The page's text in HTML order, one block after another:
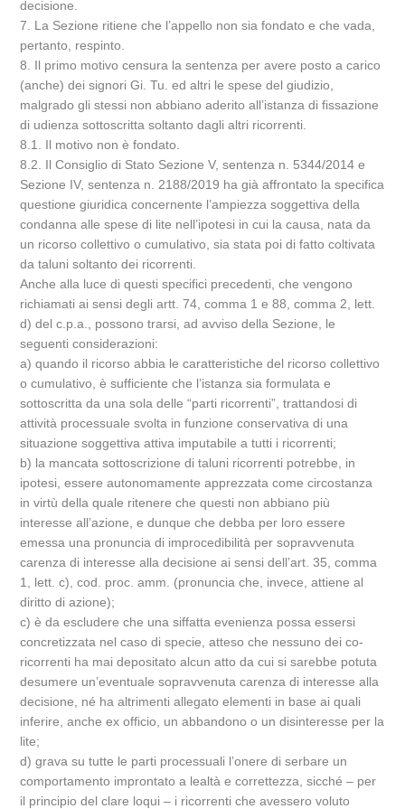
decisione.
7. La Sezione ritiene che l’appello non sia fondato e che vada,
pertanto, respinto.
8. Il primo motivo censura la sentenza per avere posto a carico
(anche) dei signori Gi. Tu. ed altri le spese del giudizio,
malgrado gli stessi non abbiano aderito all’istanza di fissazione
di udienza sottoscritta soltanto dagli altri ricorrenti.
8.1. Il motivo non è fondato.
8.2. Il Consiglio di Stato Sezione V, sentenza n. 5344/2014 e
Sezione IV, sentenza n. 2188/2019 ha già affrontato la specifica
questione giuridica concernente l’ampiezza soggettiva della
condanna alle spese di lite nell’ipotesi in cui la causa, nata da
un ricorso collettivo o cumulativo, sia stata poi di fatto coltivata
da taluni soltanto dei ricorrenti.
Anche alla luce di questi specifici precedenti, che vengono
richiamati ai sensi degli artt. 74, comma 1 e 88, comma 2, lett.
d) del c.p.a., possono trarsi, ad avviso della Sezione, le
seguenti considerazioni:
a) quando il ricorso abbia le caratteristiche del ricorso collettivo
o cumulativo, è sufficiente che l’istanza sia formulata e
sottoscritta da una sola delle “parti ricorrenti”, trattandosi di
attività processuale svolta in funzione conservativa di una
situazione soggettiva attiva imputabile a tutti i ricorrenti;
b) la mancata sottoscrizione di taluni ricorrenti potrebbe, in
ipotesi, essere autonomamente apprezzata come circostanza
in virtù della quale ritenere che questi non abbiano più
interesse all’azione, e dunque che debba per loro essere
emessa una pronuncia di improcedibilità per sopravvenuta
carenza di interesse alla decisione ai sensi dell’art. 35, comma
1, lett. c), cod. proc. amm. (pronuncia che, invece, attiene al
diritto di azione);
c) è da escludere che una siffatta evenienza possa essersi
concretizzata nel caso di specie, atteso che nessuno dei co-
ricorrenti ha mai depositato alcun atto da cui si sarebbe potuta
desumere un’eventuale sopravvenuta carenza di interesse alla
decisione, né ha altrimenti allegato elementi in base ai quali
inferire, anche ex officio, un abbandono o un disinteresse per la
lite;
d) grava su tutte le parti processuali l’onere di serbare un
comportamento improntato a lealtà e correttezza, sicché – per
il principio del clare loqui – i ricorrenti che avessero voluto